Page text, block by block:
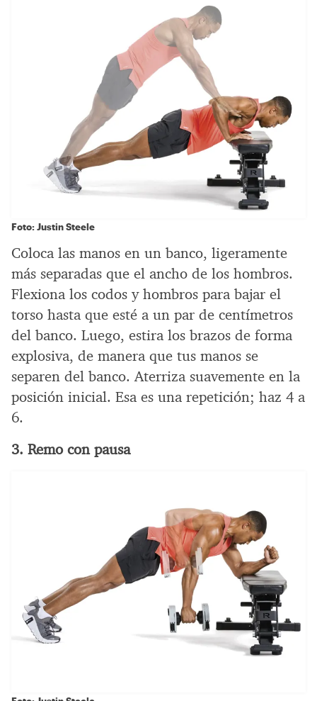
Foto: Justin Steele
Coloca las manos en un banco, ligeramente
más separadas que el ancho de los hombros.
Flexiona los codos y hombros para bajar el
torso hasta que esté a un par de centímetros
del banco. Luego, estira los brazos de forma
explosiva, de manera que tus manos se
separen del banco. Aterriza suavemente en la
posición inicial. Esa es una repetición; haz 4 a
6.
3. Remo con pausa